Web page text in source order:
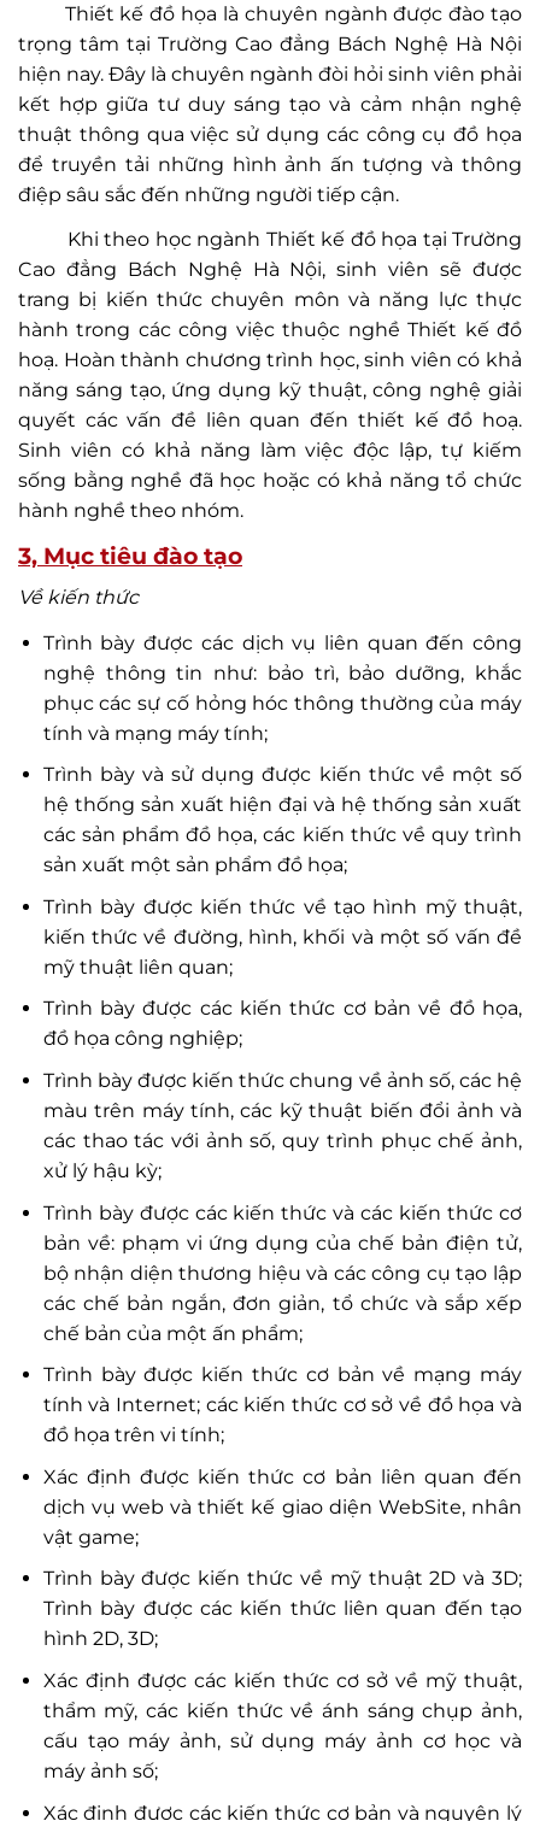
Thiết kế đồ họa là chuyên ngành được đào tạo
trọng tâm tại Trường Cao đẳng Bách Nghệ Hà Nội
hiện nay. Đây là chuyên ngành đòi hỏi sinh viên phải
kết hợp giữa tư duy sáng tạo và cảm nhận nghệ
thuật thông qua việc sử dụng các công cụ đồ họa
để truyền tải những hình ảnh ấn tượng và thông
điệp sâu sắc đến những người tiếp cận.
Khi theo học ngành Thiết kế đồ họa tại Trường
Cao đẳng Bách Nghệ Hà Nội, sinh viên sẽ được
trang bị kiến thức chuyên môn và năng lực thực
hành trong các công việc thuộc nghề Thiết kế đồ
hoạ. Hoàn thành chương trình học, sinh viên có khả
năng sáng tạo, ứng dụng kỹ thuật, công nghệ giải
quyết các vấn đề liên quan đến thiết kế đồ hoạ.
Sinh viên có khả năng làm việc độc lập, tự kiếm
sống bằng nghề đã học hoặc có khả năng tổ chức
hành nghề theo nhóm.
3, Mục tiêu đào tạo
Về kiến thức
Trình bày được các dịch vụ liên quan đến công
nghệ thông tin như: bảo trì, bảo dưỡng, khắc
phục các sự cố hỏng hóc thông thường của máy
tính và mạng máy tính;
Trình bày và sử dụng được kiến thức về một số
hệ thống sản xuất hiện đại và hệ thống sản xuất
các sản phẩm đồ họa, các kiến thức về quy trình
sản xuất một sản phẩm đồ họa;
Trình bày được kiến thức về tạo hình mỹ thuật,
kiến thức về đường, hình, khối và một số vấn đề
mỹ thuật liên quan;
Trình bày được các kiến thức cơ bản về đồ họa,
đồ họa công nghiệp;
Trình bày được kiến thức chung về ảnh số, các hệ
màu trên máy tính, các kỹ thuật biến đổi ảnh và
các thao tác với ảnh số, quy trình phục chế ảnh,
xử lý hậu kỳ;
Trình bày được các kiến thức và các kiến thức cơ
bản về: phạm vi ứng dụng của chế bản điện tử,
bộ nhận diện thương hiệu và các công cụ tạo lập
các chế bản ngắn, đơn giản, tổ chức và sắp xếp
chế bản của một ấn phẩm;
Trình bày được kiến thức cơ bản về mạng máy
tính và Internet; các kiến thức cơ sở về đồ họa và
đồ họa trên vi tính;
Xác định được kiến thức cơ bản liên quan đến
dịch vụ web và thiết kế giao diện WebSite, nhân
vật game;
Trình bày được kiến thức về mỹ thuật 2D và 3D;
Trình bày được các kiến thức liên quan đến tạo
hình 2D, 3D;
Xác định được các kiến thức cơ sở về mỹ thuật,
thẩm mỹ, các kiến thức về ánh sáng chụp ảnh,
cấu tạo máy ảnh, sử dụng máy ảnh cơ học và
máy ảnh số;
Xác định được các kiến thức cơ bản và nguyên lý